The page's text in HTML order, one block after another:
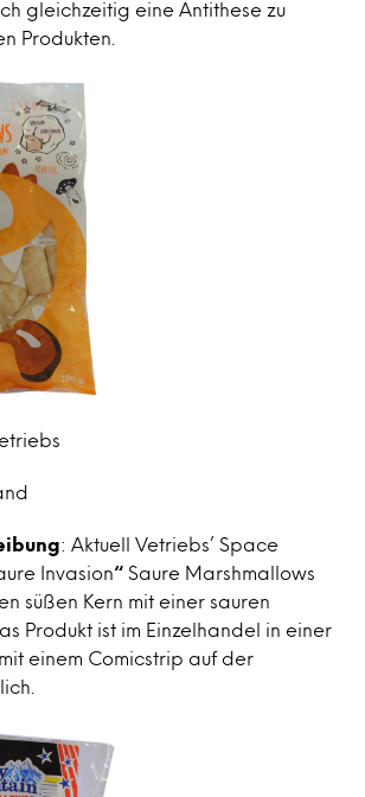
gleichzeitig eine Antithese zu
Produkten.
: Aktuell Vetriebs’ Space
Invasion“ Saure Marshmallows
süßen Kern mit einer sauren
Produkt ist im Einzelhandel in einer
einem Comicstrip auf der